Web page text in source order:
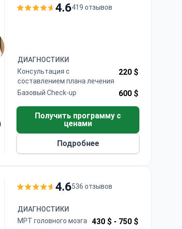
4.6419 отзывов
ДИАГНОСТИКИ
составлением плана лечения
220 $
Базовый Check-up 600 $
Получить программу с
ценами
ДИАГНОСТИКИ